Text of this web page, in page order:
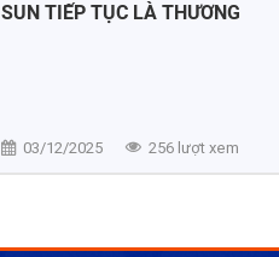
SUN TIẾP TỤC LÀ THƯƠNG
03/12/2025 256 lượt xem